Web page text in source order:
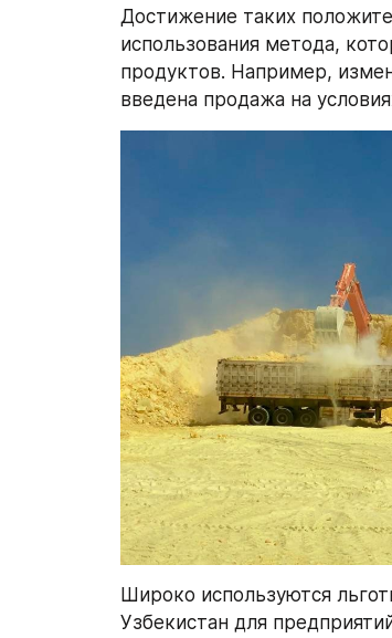
Достижение таких
использования метода,
продуктов. Например,
введена продажа на
Широко используются
Узбекистан для